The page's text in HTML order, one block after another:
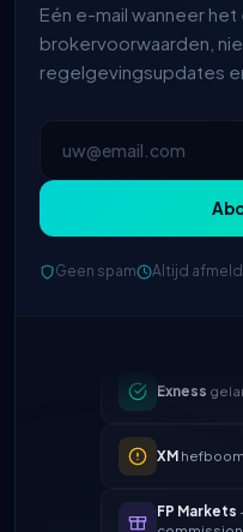
Eén e-mail wanneer
brokervoorwaarden,
regelgevingsupdates
Geen spam Altijd
spread →
XM
FP Markets
AvaTrade